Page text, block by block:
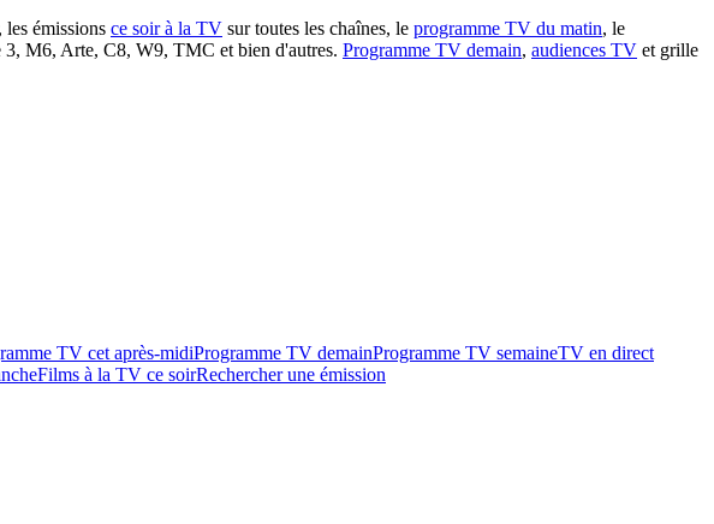
émissions ce soir à la TV sur toutes les chaînes, le programme TV du matin, le
M6, Arte, C8, W9, TMC et bien d'autres. Programme TV demain, audiences TV et grille
TV cet après-midiProgramme TV demainProgramme TV semaineTV en direct
Films à la TV ce soirRechercher une émission